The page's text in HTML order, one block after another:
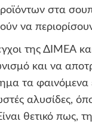
στα
να
της ΔΙΜΕΑ
και να
τα
αλυσίδες,
θετικό πως,